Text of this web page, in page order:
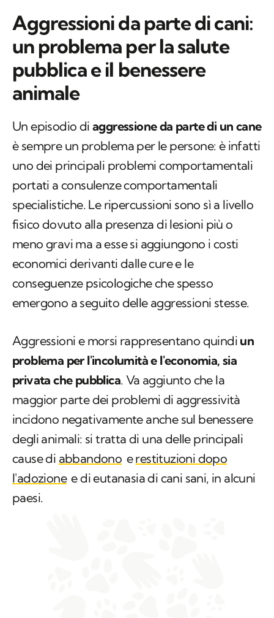
Aggressioni da parte di cani:
un problema per la salute
pubblica e il benessere
animale
Un episodio di aggressione da parte di un cane
è sempre un problema per le persone: è infatti
uno dei principali problemi comportamentali
portati a consulenze comportamentali
specialistiche. Le ripercussioni sono sì a livello
fisico dovuto alla presenza di lesioni più o
meno gravi ma a esse si aggiungono i costi
economici derivanti dalle cure e le
conseguenze psicologiche che spesso
emergono a seguito delle aggressioni stesse.
Aggressioni e morsi rappresentano quindi un
problema per l'incolumità e l'economia, sia
privata che pubblica. Va aggiunto che la
maggior parte dei problemi di aggressività
incidono negativamente anche sul benessere
degli animali: si tratta di una delle principali
cause di abbandono erestituzioni dopo
l'adozione e di eutanasia di cani sani, in alcuni
paesi.